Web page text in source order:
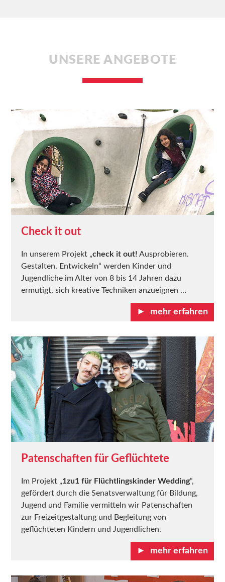
UNSERE ANGEBOTE
Check it out
In unserem Projekt „check it out! Ausprobieren.
Gestalten. Entwickeln“ werden Kinder und
Jugendliche im Alter von 8 bis 14 Jahren dazu
ermutigt, sich kreative Techniken anzueignen …
mehr erfahren
Patenschaften für Geflüchtete
Im Projekt „1zu1 für Flüchtlingskinder Wedding“,
gefördert durch die Senatsverwaltung für Bildung,
Jugend und Familie vermitteln wir Patenschaften
zur Freizeitgestaltung und Begleitung von
geflüchteten Kindern und Jugendlichen.
mehr erfahren